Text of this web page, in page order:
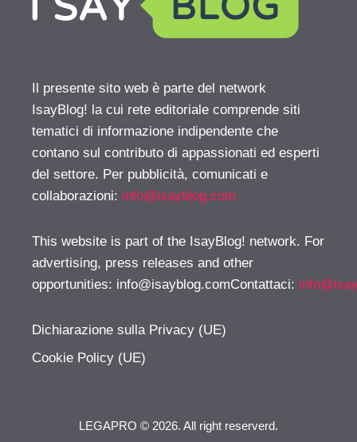
Il presente sito web è parte del network
IsayBlog! la cui rete editoriale comprende siti
tematici di informazione indipendente che
contano sul contributo di appassionati ed esperti
del settore. Per pubblicità, comunicati e
collaborazioni: info@isayblog.com
This website is part of the IsayBlog! network. For
advertising, press releases and other
opportunities: info@isayblog.comContattaci:
Dichiarazione sulla Privacy (UE)
Cookie Policy (UE)
LEGAPRO © 2026. All right reserverd.